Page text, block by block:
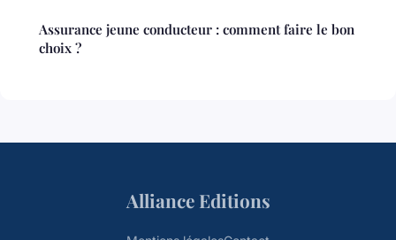
Assurance jeune conducteur : comment faire le bon
choix ?
Alliance Editions